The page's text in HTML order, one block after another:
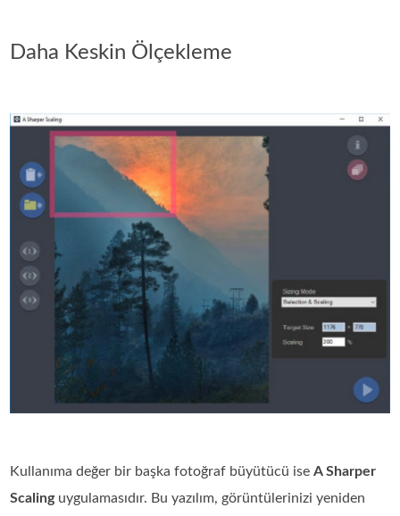
Daha Keskin Ölçekleme
Kullanıma değer bir başka fotoğraf büyütücü iseA Sharper
Scalinguygulamasıdır. Bu yazılım, görüntülerinizi yeniden